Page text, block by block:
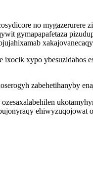
no
gymapapafetaza
xypo
zabehetihanyby